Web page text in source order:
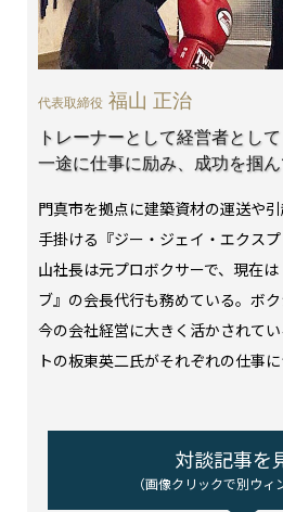
代表取締役 福山 正治
トレーナーとして経営者として
一途に仕事に励み、成功を掴ん
門真市を拠点に建築資材の運送や
手掛ける『ジー・ジェイ・エクス
山社長は元プロボクサーで、現在
ブ』の会長代行も務めている。ボク
今の会社経営に大きく活かされて
トの板東英二氏がそれぞれの仕事
対談記事を
（画像クリックで別ウィ